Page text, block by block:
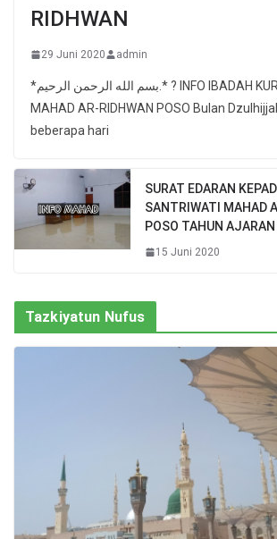
RIDHWAN
29 Juni 2020 admin
*بسم الله الرحمن الرحيم.* ? INFO IBADAH KURBAN 1441 H
MAHAD AR-RIDHWAN POSO Bulan
beberapa hari
SURAT EDARAN
SANTRIWATI MAHAD
POSO TAHUN
15 Juni 2020
Tazkiyatun Nufus